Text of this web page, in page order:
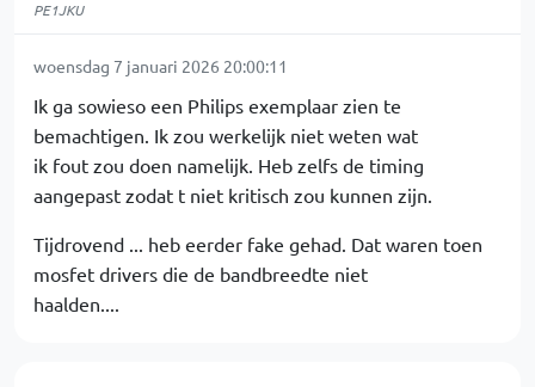
PE1JKU
woensdag 7 januari 2026 20:00:11
Ik ga sowieso een Philips exemplaar zien te
bemachtigen. Ik zou werkelijk niet weten wat
ik fout zou doen namelijk. Heb zelfs de timing
aangepast zodat t niet kritisch zou kunnen zijn.
Tijdrovend ... heb eerder fake gehad. Dat waren toen
mosfet drivers die de bandbreedte niet
haalden....